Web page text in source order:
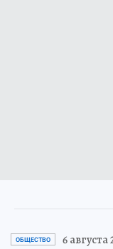
ОБЩЕСТВО 6 августа